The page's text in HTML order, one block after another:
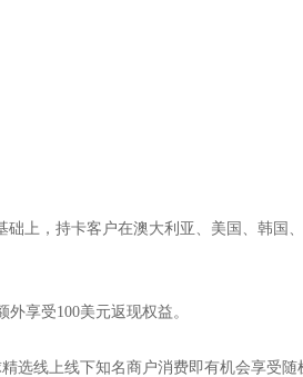
上，持卡客户在澳大利亚、美国、韩国
享受100美元返现权益。
选线上线下知名商户消费即有机会享受随